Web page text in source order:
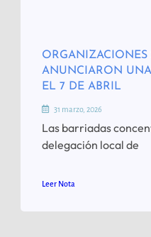
ORGANIZACIONES
ANUNCIARON
EL 7 DE ABRIL
31 marzo, 2026
Las barriadas
delegación local de
Leer Nota